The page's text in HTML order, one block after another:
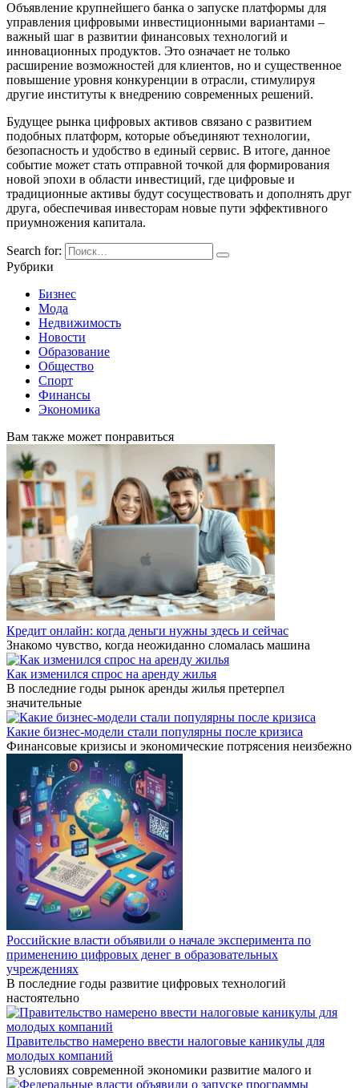
Объявление крупнейшего банка о запуске платформы для
управления цифровыми инвестиционными вариантами –
важный шаг в развитии финансовых технологий и
инновационных продуктов. Это означает не только
расширение возможностей для клиентов, но и существенное
повышение уровня конкуренции в отрасли, стимулируя
другие институты к внедрению современных решений.
Будущее рынка цифровых активов связано с развитием
подобных платформ, которые объединяют технологии,
безопасность и удобство в единый сервис. В итоге, данное
событие может стать отправной точкой для формирования
новой эпохи в области инвестиций, где цифровые и
традиционные активы будут сосуществовать и дополнять друг
друга, обеспечивая инвесторам новые пути эффективного
приумножения капитала.
Search for:
Рубрики
Бизнес
Мода
Недвижимость
Новости
Образование
Общество
Спорт
Финансы
Экономика
Вам также может понравиться
Кредит онлайн: когда деньги нужны здесь и сейчас
Знакомо чувство, когда неожиданно сломалась машина
Как изменился спрос на аренду жилья
В последние годы рынок аренды жилья претерпел
значительные
Какие бизнес-модели стали популярны после кризиса
Финансовые кризисы и экономические потрясения неизбежно
Российские власти объявили о начале эксперимента по
применению цифровых денег в образовательных
учреждениях
В последние годы развитие цифровых технологий
настоятельно
Правительство намерено ввести налоговые каникулы для
молодых компаний
В условиях современной экономики развитие малого и